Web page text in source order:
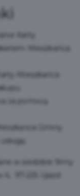
Karty
Mieszkańca.
Mieszkańca
za pomocą
Gminy
w siedzibie firmy
4, 97-225 Ujazd